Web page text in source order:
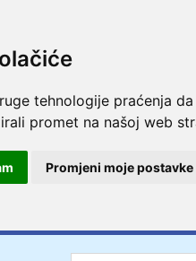
tehnologije praćenja
promet na našoj web
Promjeni moje postavke